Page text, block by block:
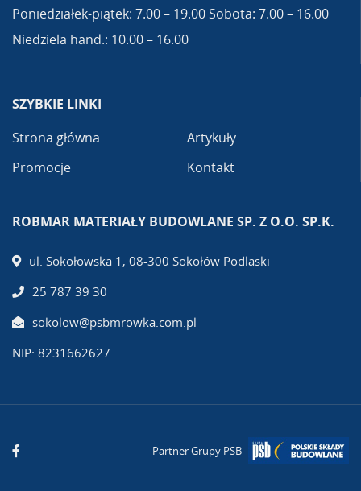
Poniedziałek-piątek: 7.00 – 19.00 Sobota: 7.00 – 16.00
Niedziela hand.: 10.00 – 16.00
SZYBKIE LINKI
Strona główna
Promocje
Artykuły
Kontakt
ROBMAR MATERIAŁY BUDOWLANE SP. Z O.O. SP.K.
ul. Sokołowska 1, 08-300 Sokołów Podlaski
25 787 39 30
sokolow@psbmrowka.com.pl
NIP: 8231662627
Partner Grupy PSB